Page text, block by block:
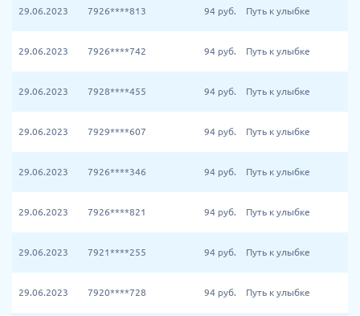
29.06.2023 7926****813 94 руб. Путь к улыбке
29.06.2023 7926****742 94 руб. Путь к улыбке
29.06.2023 7928****455 94 руб. Путь к улыбке
29.06.2023 7929****607 94 руб. Путь к улыбке
29.06.2023 7926****346 94 руб. Путь к улыбке
29.06.2023 7926****821 94 руб. Путь к улыбке
29.06.2023 7921****255 94 руб. Путь к улыбке
29.06.2023 7920****728 94 руб. Путь к улыбке